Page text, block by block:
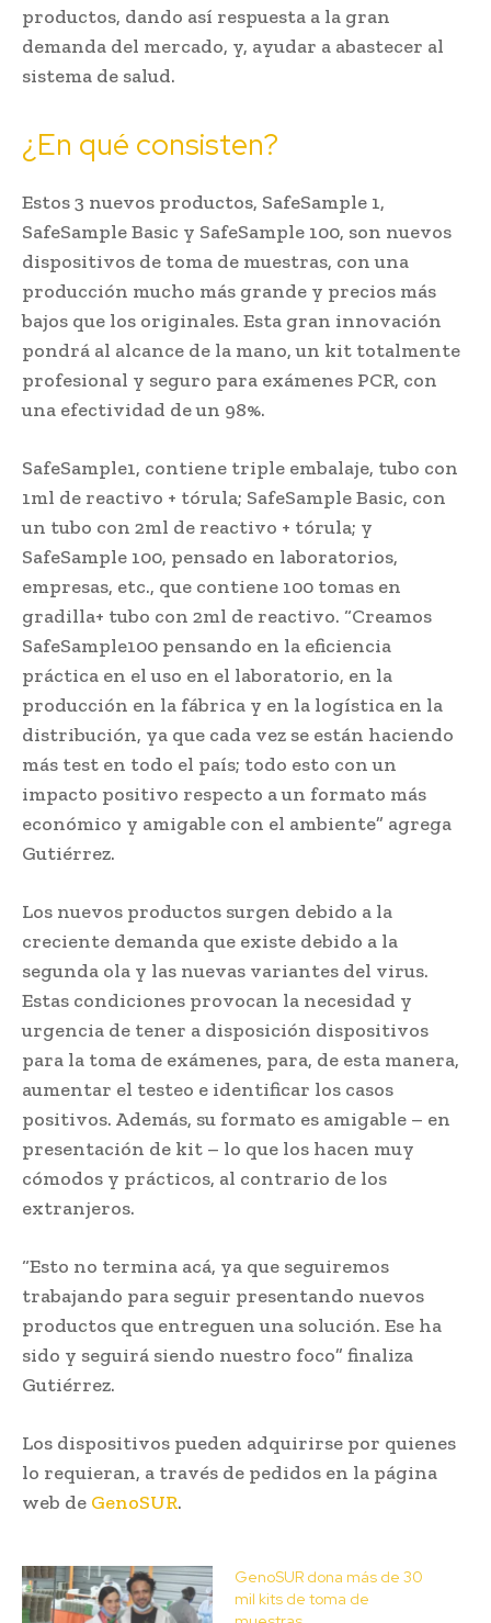
productos, dando así respuesta a la gran
demanda del mercado, y, ayudar a abastecer al
sistema de salud.
¿En qué consisten?
Estos 3 nuevos productos, SafeSample 1,
SafeSample Basic y SafeSample 100, son nuevos
dispositivos de toma de muestras, con una
producción mucho más grande y precios más
bajos que los originales. Esta gran innovación
pondrá al alcance de la mano, un kit totalmente
profesional y seguro para exámenes PCR, con
una efectividad de un 98%.
SafeSample1, contiene triple embalaje, tubo con
1ml de reactivo + tórula; SafeSample Basic, con
un tubo con 2ml de reactivo + tórula; y
SafeSample 100, pensado en laboratorios,
empresas, etc., que contiene 100 tomas en
gradilla+ tubo con 2ml de reactivo. “Creamos
SafeSample100 pensando en la eficiencia
práctica en el uso en el laboratorio, en la
producción en la fábrica y en la logística en la
distribución, ya que cada vez se están haciendo
más test en todo el país; todo esto con un
impacto positivo respecto a un formato más
económico y amigable con el ambiente” agrega
Gutiérrez.
Los nuevos productos surgen debido a la
creciente demanda que existe debido a la
segunda ola y las nuevas variantes del virus.
Estas condiciones provocan la necesidad y
urgencia de tener a disposición dispositivos
para la toma de exámenes, para, de esta manera,
aumentar el testeo e identificar los casos
positivos. Además, su formato es amigable – en
presentación de kit – lo que los hacen muy
cómodos y prácticos, al contrario de los
extranjeros.
“Esto no termina acá, ya que seguiremos
trabajando para seguir presentando nuevos
productos que entreguen una solución. Ese ha
sido y seguirá siendo nuestro foco” finaliza
Gutiérrez.
Los dispositivos pueden adquirirse por quienes
lo requieran, a través de pedidos en la página
web de GenoSUR.
GenoSUR dona más de 30
mil kits de toma de